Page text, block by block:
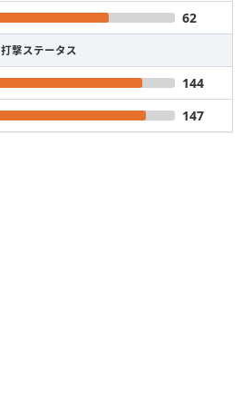
62
打撃ステータス
144
147